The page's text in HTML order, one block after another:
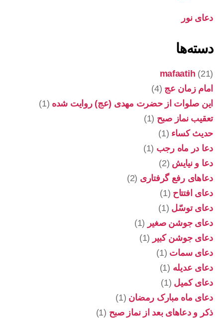
دعای نور
دسته‌ها
mafaatih (21)
امام زمان عج (4)
این صلوات از حضرت مهدی (عج) روایت شده (1)
تعقیب نماز صبح (1)
حدیث کساء (1)
دعا در ماه رجب (1)
دعا و نیایش (2)
دعاهای رفع گرفتاری (2)
دعای افتتاح (1)
دعای توسّل (1)
دعای جوشن صغیر (1)
دعای جوشن کبیر (1)
دعای سمات (1)
دعای عدیله (1)
دعای کمیل (1)
دعای ماه مبارک رمضان (1)
ذکر و دعاهای بعد از نماز صبح (1)